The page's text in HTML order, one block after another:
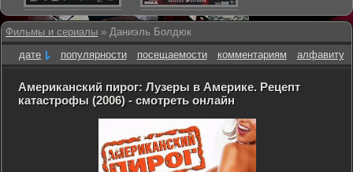
Фильмы и сериалы » Даниэль Болдюк
дате
популярности посещаемости комментариям алфавиту
Американский пирог: Лузеры в Америке. Рецепт
катастрофы (2006) - смотреть онлайн